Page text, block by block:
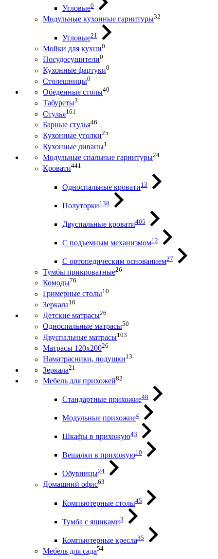
Угловые0
Модульные кухонные гарнитуры32
Угловые21
Мойки для кухни0
Посудосушители0
Кухонные фартуки0
Столешницы0
Обеденные столы40
Табуреты3
Стулья161
Барные стулья46
Кухонные уголки25
Кухонные диваны1
Модульные спальные гарнитуры24
Кровати441
Односпальные кровати13
Полуторки138
Двуспальные кровати405
С подъемным механизмом12
С ортопедическим основанием27
Тумбы прикроватные26
Комоды76
Гримерные столы10
Зеркала16
Детские матрасы26
Односпальные матрасы50
Двуспальные матрасы103
Матрасы 120х20026
Наматрасники, подушки13
Зеркала21
Мебель для прихожей82
Стандартные прихожие48
Модульные прихожие4
Шкафы в прихожую43
Вешалки в прихожую10
Обувницы24
Домашний офис63
Компьютерные столы45
Тумба с ящиками3
Компьютерные кресла35
Мебель для сада54